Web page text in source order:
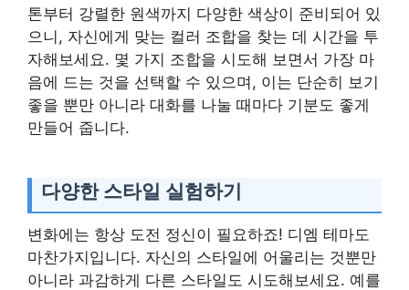
톤부터 강렬한 원색까지 다양한 색상이 준비되어 있
으니, 자신에게 맞는 컬러 조합을 찾는 데 시간을 투
자해보세요. 몇 가지 조합을 시도해 보면서 가장 마
음에 드는 것을 선택할 수 있으며, 이는 단순히 보기
좋을 뿐만 아니라 대화를 나눌 때마다 기분도 좋게
만들어 줍니다.
다양한 스타일 실험하기
변화에는 항상 도전 정신이 필요하죠! 디엠 테마도
마찬가지입니다. 자신의 스타일에 어울리는 것뿐만
아니라 과감하게 다른 스타일도 시도해보세요. 예를